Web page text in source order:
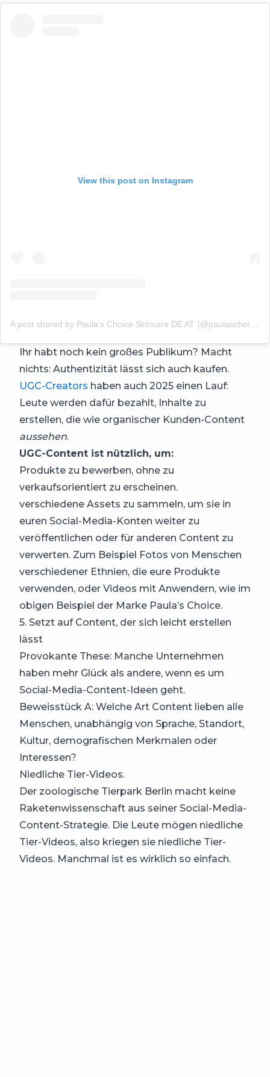
View this post on Instagram
Ihr habt noch kein großes Publikum? Macht
nichts: Authentizität lässt sich auch kaufen.
UGC-Creators haben auch 2025 einen Lauf:
Leute werden dafür bezahlt, Inhalte zu
erstellen, die wie organischer Kunden-Content
aussehen.
UGC-Content ist nützlich, um:
Produkte zu bewerben, ohne zu
verkaufsorientiert zu erscheinen.
verschiedene Assets zu sammeln, um sie in
euren Social-Media-Konten weiter zu
veröffentlichen oder für anderen Content zu
verwerten. Zum Beispiel Fotos von Menschen
verschiedener Ethnien, die eure Produkte
verwenden, oder Videos mit Anwendern, wie im
obigen Beispiel der Marke Paula’s Choice.
5. Setzt auf Content, der sich leicht erstellen
lässt
Provokante These: Manche Unternehmen
haben mehr Glück als andere, wenn es um
Social-Media-Content-Ideen geht.
Beweisstück A: Welche Art Content lieben alle
Menschen, unabhängig von Sprache, Standort,
Kultur, demografischen Merkmalen oder
Interessen?
Niedliche Tier-Videos.
Der zoologische Tierpark Berlin macht keine
Raketenwissenschaft aus seiner Social-Media-
Content-Strategie. Die Leute mögen niedliche
Tier-Videos, also kriegen sie niedliche Tier-
Videos. Manchmal ist es wirklich so einfach.